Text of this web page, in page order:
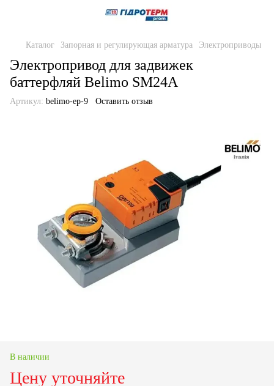
Каталог Запорная и регулирующая арматура Электроприводы
Электропривод для задвижек
баттерфляй Belimo SM24A
Артикул: belimo-ep-9 Оставить отзыв
В наличии
Цену уточняйте